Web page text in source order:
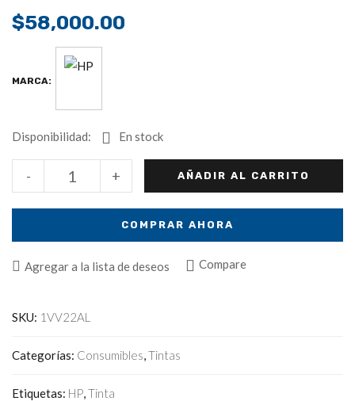
$58,000.00
MARCA:
Disponibilidad: En stock
+
- AÑADIR AL CARRITO
COMPRAR AHORA
Agregar a la lista de deseos Compare
SKU: 1VV22AL
Categorías: Consumibles,Tintas
Etiquetas: HP,Tinta